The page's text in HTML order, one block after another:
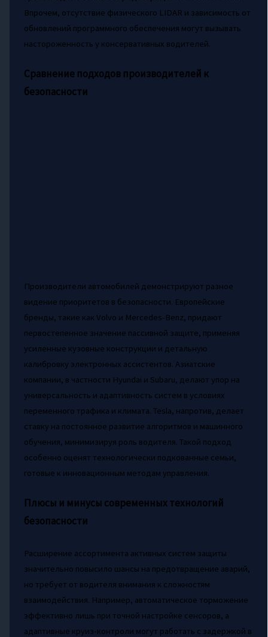
Впрочем, отсутствие физического LIDAR и зависимость от
обновлений программного обеспечения могут вызывать
настороженность у консервативных водителей.
Сравнение подходов производителей к
безопасности
Производители автомобилей демонстрируют разное
видение приоритетов в безопасности. Европейские
бренды, такие как Volvo и Mercedes-Benz, придают
первостепенное значение пассивной защите, применяя
усиленные кузовные конструкции и детальную
калибровку электронных ассистентов. Азиатские
компании, в частности Hyundai и Subaru, делают упор на
универсальность и адаптивность систем в условиях
переменного трафика и климата. Tesla, напротив, делает
ставку на постоянное развитие алгоритмов и машинного
обучения, минимизируя роль водителя. Такой подход
особенно оценят технологически подкованные семьи,
готовые к инновационным методам управления.
Плюсы и минусы современных технологий
безопасности
Расширение ассортимента активных систем защиты
значительно повысило шансы на предотвращение аварий,
но требует от водителя внимания к сложностям
взаимодействия. Например, автоматическое торможение
эффективно лишь при точной настройке сенсоров, а
адаптивные круиз-контроли могут работать с задержкой в